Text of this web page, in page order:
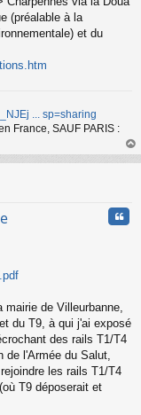
(préalable à la
et du
... sp=sharing
France, SAUF PARIS :
au
mairie de Villeurbanne,
du T9, à qui j'ai exposé
des rails T1/T4
de l'Armée du Salut,
les rails T1/T4
T9 déposerait et